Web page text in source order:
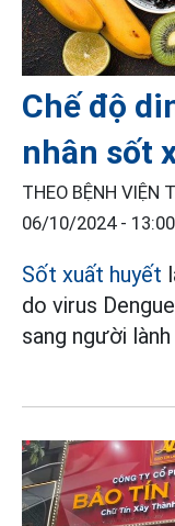
Chế độ
nhân sốt
THEO BỆNH VIỆN
06/10/2024 - 13:00
Sốt xuất huyết
do virus
sang người